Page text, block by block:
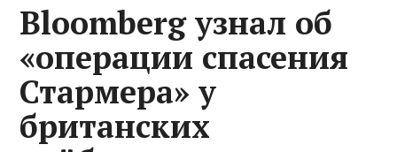
Bloomberg узнал об
«операции спасения
Стармера» у
британских